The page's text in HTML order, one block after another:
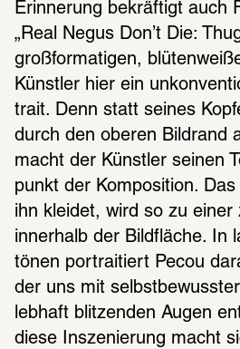
Erin­ne­rung bekräf­tigt auch
„Real Negus Don’t Die:
groß­for­ma­ti­gen,
Künst­ler hier ein
trait. Denn statt seines
durch den oberen Bild­rand
macht der Künst­ler seinen
punkt der Kompo­si­tion.
ihn klei­det, wird so zu einer
inner­halb der Bild­flä­che. In
tö­nen portrai­tiert Pecou
der uns mit
lebhaft blit­zen­den Augen
diese Insze­nie­rung macht